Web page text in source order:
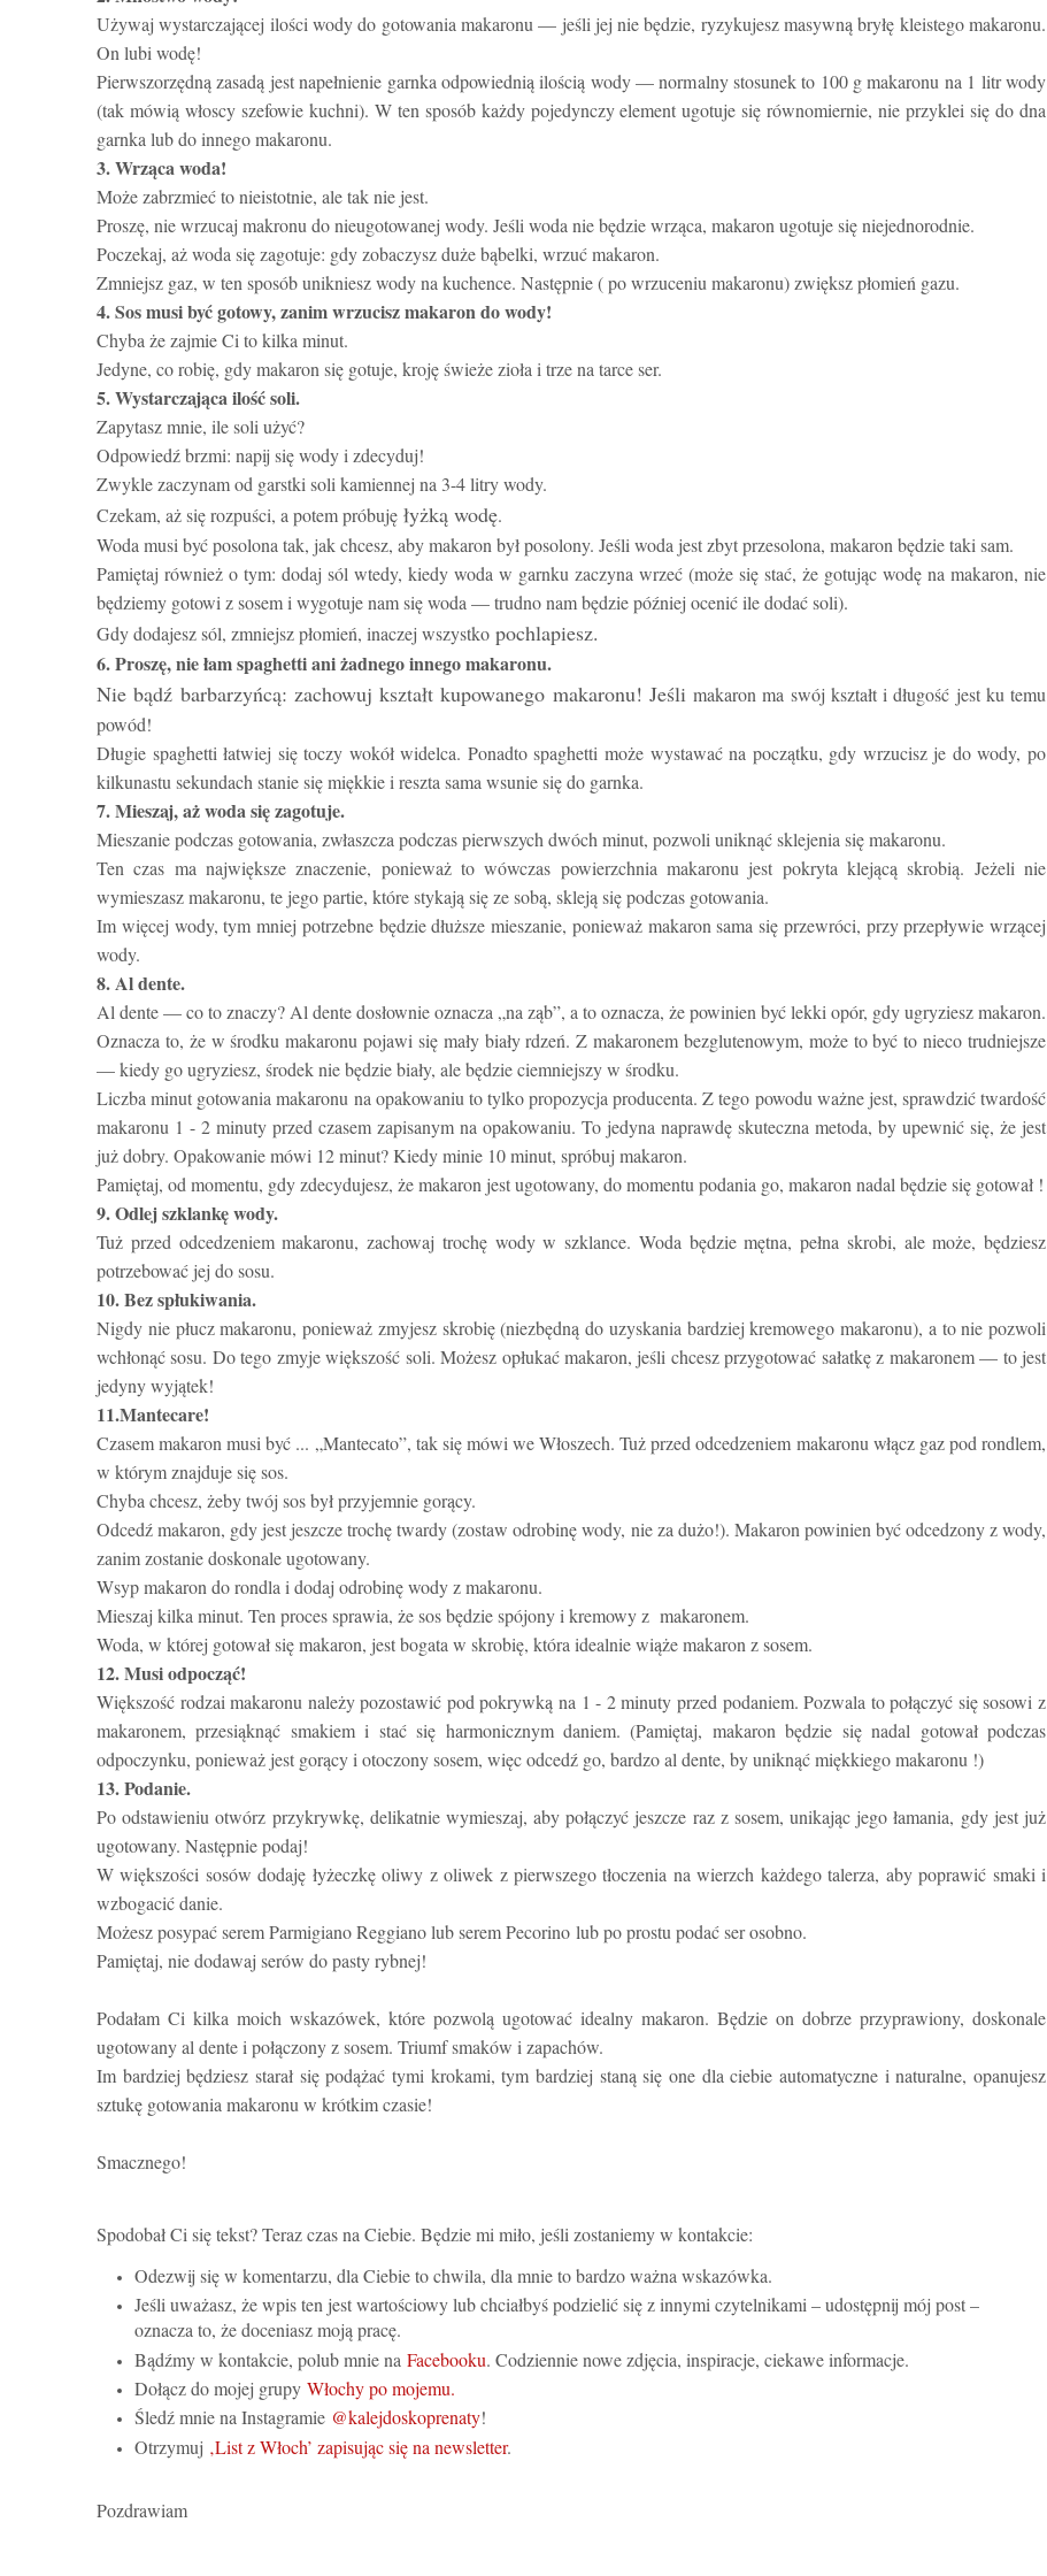
Używaj wystarczającej ilości wody do gotowania makaronu — jeśli jej nie będzie, ryzykujesz masywną bryłę kleistego makaronu.
On lubi wodę!
Pierwszorzędną zasadą jest napełnienie garnka odpowiednią ilością wody — normalny stosunek to 100 g makaronu na 1 litr wody
(tak mówią włoscy szefowie kuchni). W ten sposób każdy pojedynczy element ugotuje się równomiernie, nie przyklei się do dna
garnka lub do innego makaronu.
3. Wrząca woda!
Może zabrzmieć to nieistotnie, ale tak nie jest.
Proszę, nie wrzucaj makronu do nieugotowanej wody. Jeśli woda nie będzie wrząca, makaron ugotuje się niejednorodnie.
Poczekaj, aż woda się zagotuje: gdy zobaczysz duże bąbelki, wrzuć makaron.
Zmniejsz gaz, w ten sposób unikniesz wody na kuchence. Następnie ( po wrzuceniu makaronu) zwiększ płomień gazu.
4. Sos musi być gotowy, zanim wrzucisz makaron do wody!
Chyba że zajmie Ci to kilka minut.
Jedyne, co robię, gdy makaron się gotuje, kroję świeże zioła i trze na tarce ser.
5. Wystarczająca ilość soli.
Zapytasz mnie, ile soli użyć?
Odpowiedź brzmi: napij się wody i zdecyduj!
Zwykle zaczynam od garstki soli kamiennej na 3-4 litry wody.
Czekam, aż się rozpuści, a potem próbuję łyżką wodę.
Woda musi być posolona tak, jak chcesz, aby makaron był posolony. Jeśli woda jest zbyt przesolona, makaron będzie taki sam.
Pamiętaj również o tym: dodaj sól wtedy, kiedy woda w garnku zaczyna wrzeć (może się stać, że gotując wodę na makaron, nie
będziemy gotowi z sosem i wygotuje nam się woda — trudno nam będzie później ocenić ile dodać soli).
Gdy dodajesz sól, zmniejsz płomień, inaczej wszystko pochlapiesz.
6. Proszę, nie łam spaghetti ani żadnego innego makaronu.
Nie bądź barbarzyńcą: zachowuj kształt kupowanego makaronu! Jeśli makaron ma swój kształt i długość jest ku temu
powód!
Długie spaghetti łatwiej się toczy wokół widelca. Ponadto spaghetti może wystawać na początku, gdy wrzucisz je do wody, po
kilkunastu sekundach stanie się miękkie i reszta sama wsunie się do garnka.
7. Mieszaj, aż woda się zagotuje.
Mieszanie podczas gotowania, zwłaszcza podczas pierwszych dwóch minut, pozwoli uniknąć sklejenia się makaronu.
Ten czas ma największe znaczenie, ponieważ to wówczas powierzchnia makaronu jest pokryta klejącą skrobią. Jeżeli nie
wymieszasz makaronu, te jego partie, które stykają się ze sobą, skleją się podczas gotowania.
Im więcej wody, tym mniej potrzebne będzie dłuższe mieszanie, ponieważ makaron sama się przewróci, przy przepływie wrzącej
wody.
8. Al dente.
Al dente — co to znaczy? Al dente dosłownie oznacza „na ząb”, a to oznacza, że powinien być lekki opór, gdy ugryziesz makaron.
Oznacza to, że w środku makaronu pojawi się mały biały rdzeń. Z makaronem bezglutenowym, może to być to nieco trudniejsze
— kiedy go ugryziesz, środek nie będzie biały, ale będzie ciemniejszy w środku.
Liczba minut gotowania makaronu na opakowaniu to tylko propozycja producenta. Z tego powodu ważne jest, sprawdzić twardość
makaronu 1 - 2 minuty przed czasem zapisanym na opakowaniu. To jedyna naprawdę skuteczna metoda, by upewnić się, że jest
już dobry. Opakowanie mówi 12 minut? Kiedy minie 10 minut, spróbuj makaron.
Pamiętaj, od momentu, gdy zdecydujesz, że makaron jest ugotowany, do momentu podania go, makaron nadal będzie się gotował !
9. Odlej szklankę wody.
Tuż przed odcedzeniem makaronu, zachowaj trochę wody w szklance. Woda będzie mętna, pełna skrobi, ale może, będziesz
potrzebować jej do sosu.
10. Bez spłukiwania.
Nigdy nie płucz makaronu, ponieważ zmyjesz skrobię (niezbędną do uzyskania bardziej kremowego makaronu), a to nie pozwoli
wchłonąć sosu. Do tego zmyje większość soli. Możesz opłukać makaron, jeśli chcesz przygotować sałatkę z makaronem — to jest
jedyny wyjątek!
11.Mantecare!
Czasem makaron musi być ... „Mantecato”, tak się mówi we Włoszech. Tuż przed odcedzeniem makaronu włącz gaz pod rondlem,
w którym znajduje się sos.
Chyba chcesz, żeby twój sos był przyjemnie gorący.
Odcedź makaron, gdy jest jeszcze trochę twardy (zostaw odrobinę wody, nie za dużo!). Makaron powinien być odcedzony z wody,
zanim zostanie doskonale ugotowany.
Wsyp makaron do rondla i dodaj odrobinę wody z makaronu.
Mieszaj kilka minut. Ten proces sprawia, że sos będzie spójony i kremowy z makaronem.
Woda, w której gotował się makaron, jest bogata w skrobię, która idealnie wiąże makaron z sosem.
12. Musi odpocząć!
Większość rodzai makaronu należy pozostawić pod pokrywką na 1 - 2 minuty przed podaniem. Pozwala to połączyć się sosowi z
makaronem, przesiąknąć smakiem i stać się harmonicznym daniem. (Pamiętaj, makaron będzie się nadal gotował podczas
odpoczynku, ponieważ jest gorący i otoczony sosem, więc odcedź go, bardzo al dente, by uniknąć miękkiego makaronu !)
13. Podanie.
Po odstawieniu otwórz przykrywkę, delikatnie wymieszaj, aby połączyć jeszcze raz z sosem, unikając jego łamania, gdy jest już
ugotowany. Następnie podaj!
W większości sosów dodaję łyżeczkę oliwy z oliwek z pierwszego tłoczenia na wierzch każdego talerza, aby poprawić smaki i
wzbogacić danie.
Możesz posypać serem Parmigiano Reggiano lub serem Pecorino lub po prostu podać ser osobno.
Pamiętaj, nie dodawaj serów do pasty rybnej!
Podałam Ci kilka moich wskazówek, które pozwolą ugotować idealny makaron. Będzie on dobrze przyprawiony, doskonale
ugotowany al dente i połączony z sosem. Triumf smaków i zapachów.
Im bardziej będziesz starał się podążać tymi krokami, tym bardziej staną się one dla ciebie automatyczne i naturalne, opanujesz
sztukę gotowania makaronu w krótkim czasie!
Smacznego!
Spodobał Ci się tekst? Teraz czas na Ciebie. Będzie mi miło, jeśli zostaniemy w kontakcie:
Odezwij się w komentarzu, dla Ciebie to chwila, dla mnie to bardzo ważna wskazówka.
Jeśli uważasz, że wpis ten jest wartościowy lub chciałbyś podzielić się z innymi czytelnikami – udostępnij mój post –
oznacza to, że doceniasz moją pracę.
Bądźmy w kontakcie, polub mnie na Facebooku. Codziennie nowe zdjęcia, inspiracje, ciekawe informacje.
Dołącz do mojej grupy Włochy po mojemu.
Śledź mnie na Instagramie @kalejdoskoprenaty!
Otrzymuj ‚List z Włoch’ zapisując się na newsletter.
Pozdrawiam